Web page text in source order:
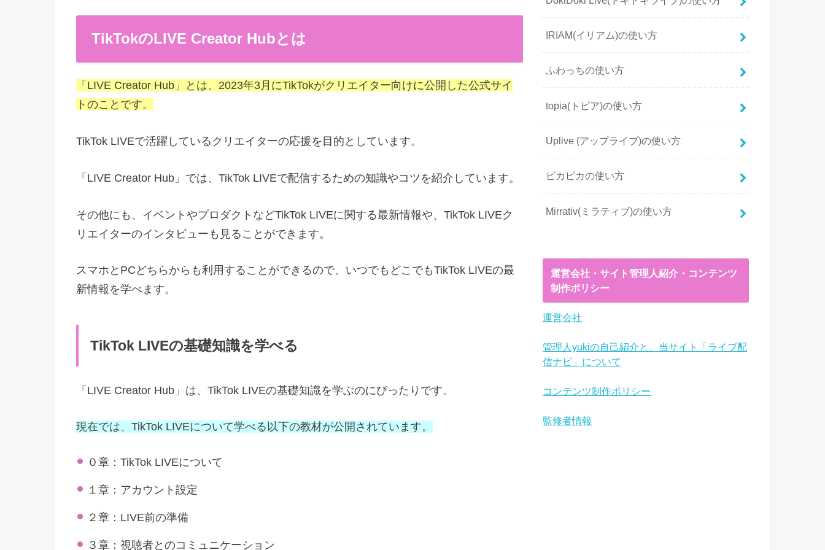
TikTokのLIVE Creator Hubとは
「LIVE Creator Hub」とは、2023年3月にTikTokがクリエイター向けに公開した公式サイ
トのことです。
TikTok LIVEで活躍しているクリエイターの応援を目的としています。
「LIVE Creator Hub」では、TikTok LIVEで配信するための知識やコツを紹介しています。
その他にも、イベントやプロダクトなどTikTok LIVEに関する最新情報や、TikTok LIVEク
リエイターのインタビューも見ることができます。
スマホとPCどちらからも利用することができるので、いつでもどこでもTikTok LIVEの最
新情報を学べます。
TikTok LIVEの基礎知識を学べる
「LIVE Creator Hub」は、TikTok LIVEの基礎知識を学ぶのにぴったりです。
現在では、TikTok LIVEについて学べる以下の教材が公開されています。
０章：TikTok LIVEについて
１章：アカウント設定
２章：LIVE前の準備
３章：視聴者とのコミュニケーション
IRIAM(イリアム)の使い方
ふわっちの使い方
topia(トピア)の使い方
Uplive (アップライブ)の使い方
ピカピカの使い方
Mirrativ(ミラティブ)の使い方
運営会社・サイト管理人紹介・コンテンツ
制作ポリシー
運営会社
管理人yukiの自己紹介と、当サイト「ライブ配
信ナビ」について
コンテンツ制作ポリシー
監修者情報